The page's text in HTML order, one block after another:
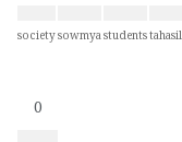
societysowmyastudents
0